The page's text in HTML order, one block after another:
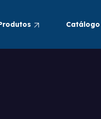
Catálogo